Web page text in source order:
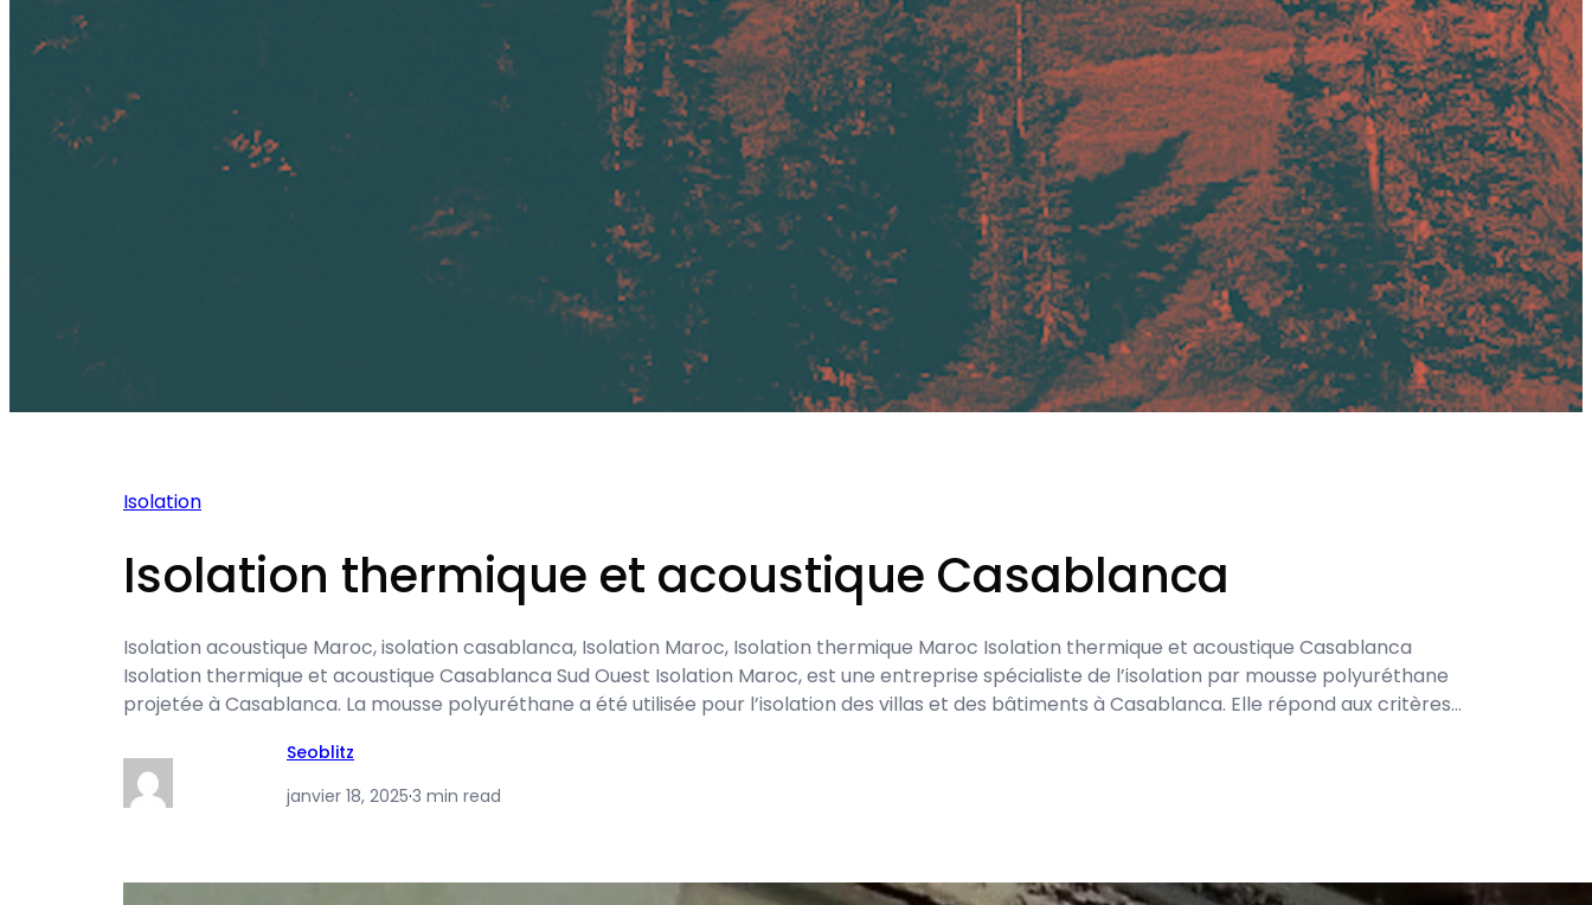
Isolation
Isolation thermique et acoustique Casablanca
Isolation acoustique Maroc, isolation casablanca, Isolation Maroc, Isolation thermique Maroc Isolation thermique et acoustique Casablanca
Isolation thermique et acoustique Casablanca Sud Ouest Isolation Maroc, est une entreprise spécialiste de l’isolation par mousse polyuréthane
projetée à Casablanca. La mousse polyuréthane a été utilisée pour l’isolation des villas et des bâtiments à Casablanca. Elle répond aux critères…
Seoblitz
janvier 18, 2025·3 min read